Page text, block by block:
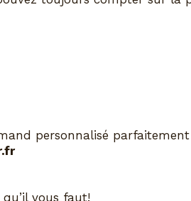
personnalisé
qu’il vous faut!